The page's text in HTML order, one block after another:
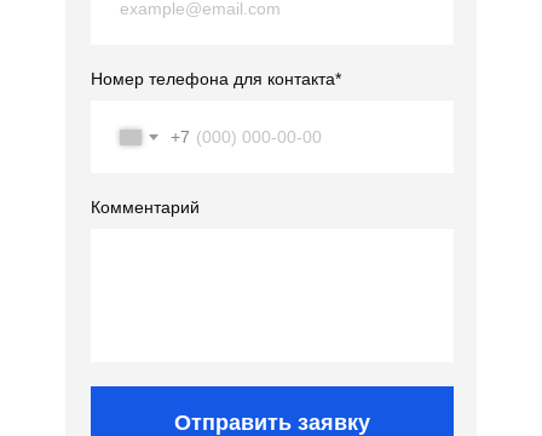
Номер телефона для контакта*
+7
Комментарий
Отправить заявку